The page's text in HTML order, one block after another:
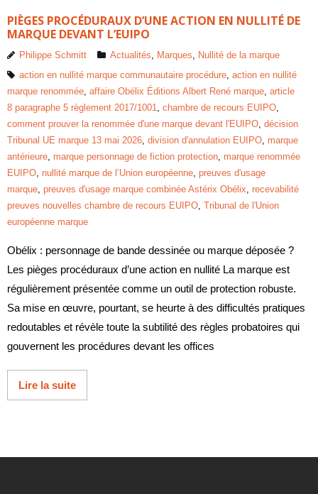
PIÈGES PROCÉDURAUX D’UNE ACTION EN NULLITÉ DE
MARQUE DEVANT L’EUIPO
Philippe Schmitt Actualités, Marques, Nullité de la marque
action en nullité marque communautaire procédure, action en nullité
marque renommée, affaire Obélix Éditions Albert René marque, article
8 paragraphe 5 règlement 2017/1001, chambre de recours EUIPO,
comment prouver la renommée d'une marque devant l'EUIPO, décision
Tribunal UE marque 13 mai 2026, division d'annulation EUIPO, marque
antérieure, marque personnage de fiction protection, marque renommée
EUIPO, nullité marque de l’Union européenne, preuves d'usage
marque, preuves d'usage marque combinée Astérix Obélix, recevabilité
preuves nouvelles chambre de recours EUIPO, Tribunal de l'Union
européenne marque
Obélix : personnage de bande dessinée ou marque déposée ?
Les pièges procéduraux d’une action en nullité La marque est
régulièrement présentée comme un outil de protection robuste.
Sa mise en œuvre, pourtant, se heurte à des difficultés pratiques
redoutables et révèle toute la subtilité des règles probatoires qui
gouvernent les procédures devant les offices
Lire la suite